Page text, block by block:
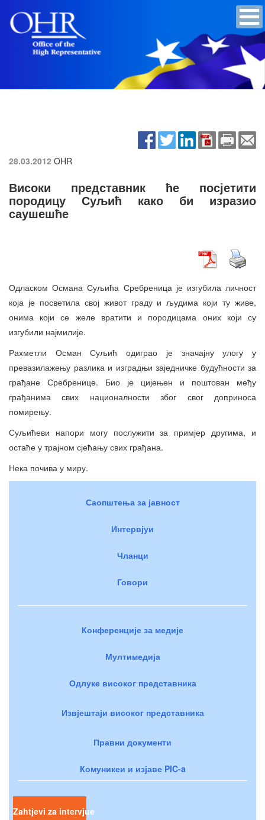
28.03.2012 OHR
Високи представник ће посјетити
породицу Суљић како би изразио
саушешће
Одласком Османа Суљића Сребреница је изгубила личност
која је посветила свој живот граду и људима који ту живе,
онима који се желе вратити и породицама оних који су
изгубили најмилије.
Рахметли Осман Суљић одиграо је значајну улогу у
превазилажењу разлика и изградњи заједничке будућности за
грађане Сребренице. Био је цијењен и поштован међу
грађанима свих националности због свог доприноса
помирењу.
Суљићеви напори могу послужити за примјер другима, и
остаће у трајном сјећању свих грађана.
Нека почива у миру.
Саопштења за јавност
Интервјуи
Чланци
Говори
Конференције за медије
Мултимедија
Одлуке високог представника
Извјештаји високог представника
Правни документи
Комуникеи и изјаве PIC-a
Zahtjevi za intervjue